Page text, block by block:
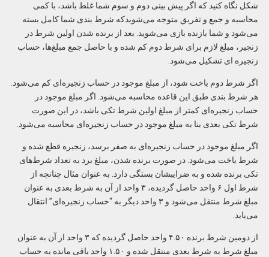
شکل نگاه کنید که اگر پیش بینی دوم و سوم شما غلط باشد، با کمی
محاسبه و جمع و تفریق متوجه می‌شویدکه شرط بندی شما کامل بسته
می‌شود و شما بازنده بازی می‌شوید. بعد از برنده شدن اولین شرط در
زنجیر، مبلغ لازم برای شرط دوم کم شده و با حاصل جمع مبلغ‌ها، حساب
زنجیره‌‌ ای تشکیل می‌شود.
اگر شرط دوم باخت شود، از مبلغ موجود در حساب زنجیره‌‌‌ای کم می‌شود.
هر شرط بندی طبق این قاعده محاسبه می‌شود. اگر مبلغ موجود در
حساب زنجیره‌‌‌ای کمتر از مبلغ اولین ‌شرط تکی باشد، در این صورت
شرط تکی ‌بعدی بنا به مبلغ موجود در حساب زنجیره‌‌‌ای محاسبه می‌شود.
اگر مبلغ موجود در حساب زنجیره‌‌‌ای به صفر برسد، زنجیره قطع شده و
شرط باخت می‌شود. در صورت برنده شدن، مبلغ برد به تعداد شرط‌های
تکی‌ برنده شده و به ضرایبشان بستگی دارد. به عنوان مثال چنانچه از
شرط اول ۶ واحد حاصل گردیده، ۳ واحد از آن به شرط بعدی به عنوان
مبلغ شرط منتقل می‌شود و ۳ واحد دیگر به “حساب زنجیره‌‌‌ای” انتقال
می‌‌‌یابد.
از دومین شرط برنده ۴.۵۰ واحد حاصل گردیده که ۳ واحد از آن به عنوان
مبلغ شرط به شرط بعدی منتقل شده و ۱.۵۰ واحد باقی‌ مانده به حساب